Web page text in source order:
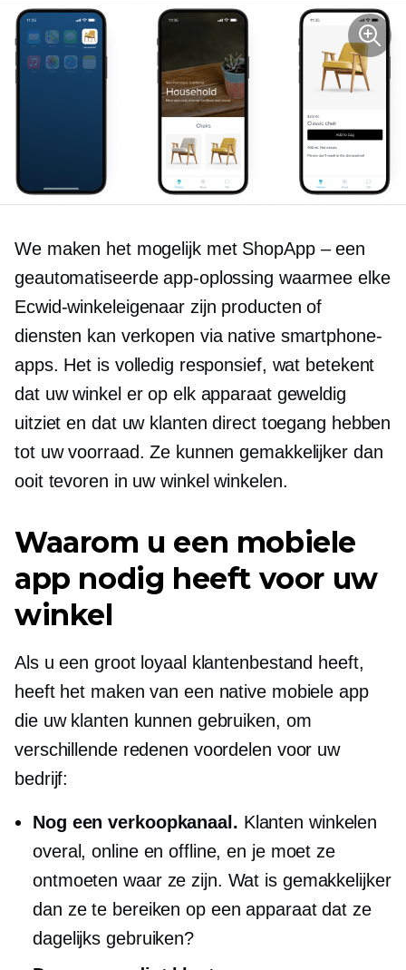
We maken het mogelijk met ShopApp – een
geautomatiseerde app-oplossing waarmee elke
Ecwid-winkeleigenaar zijn producten of
diensten kan verkopen via native smartphone-
apps. Het is volledig responsief, wat betekent
dat uw winkel er op elk apparaat geweldig
uitziet en dat uw klanten direct toegang hebben
tot uw voorraad. Ze kunnen gemakkelijker dan
ooit tevoren in uw winkel winkelen.
Waarom u een mobiele
app nodig heeft voor uw
winkel
Als u een groot loyaal klantenbestand heeft,
heeft het maken van een native mobiele app
die uw klanten kunnen gebruiken, om
verschillende redenen voordelen voor uw
bedrijf:
Nog een verkoopkanaal. Klanten winkelen
overal, online en offline, en je moet ze
ontmoeten waar ze zijn. Wat is gemakkelijker
dan ze te bereiken op een apparaat dat ze
dagelijks gebruiken?